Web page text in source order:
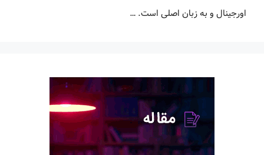
اورجینال و به زبان اصلی است. …